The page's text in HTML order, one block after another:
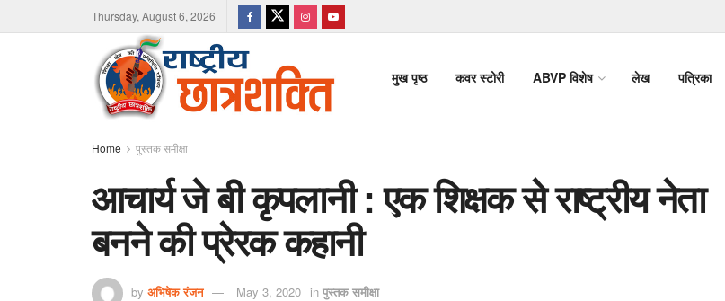
Thursday, August 6, 2026
मुख पृष्ठ कवर स्टोरी ABVP विशेष लेख पत्रिका
Home पुस्तक समीक्षा
आचार्य जे बी कृपलानी : एक शिक्षक से राष्ट्रीय नेता
बनने की प्रेरक कहानी
by अभिषेक रंजन May 3, 2020 in पुस्तक समीक्षा